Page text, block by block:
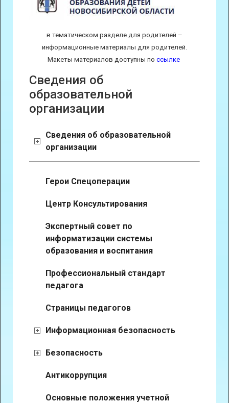
в тематическом разделе для родителей –
информационные материалы для родителей.
Макеты материалов доступны по ссылке
Сведения об
образовательной
организации
Сведения об образовательной
организации
Герои Спецоперации
Центр Консультирования
Экспертный совет по
информатизации системы
образования и воспитания
Профессиональный стандарт
педагога
Страницы педагогов
Информационная безопасность
Безопасность
Антикоррупция
Основные положения учетной